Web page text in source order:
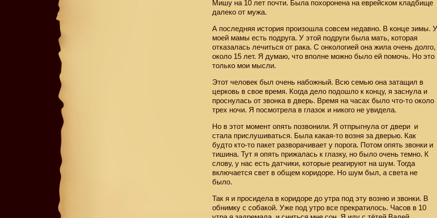
Мишу на 10 лет почти. Была похоронена на еврейском кладбище
далеко от мужа.
А последняя история произошла совсем недавно. В конце зимы.
моей мамы есть подруга. У этой подруги была мать, которая
отказалась лечиться от рака. С онкологией она жила очень долго,
около 15 лет. Я думаю, что вполне можно было ей помочь. Но это
только мои мысли.
Этот человек был очень набожный. Всю семью она затащил в
церковь в свое время. Когда дело подошло к концу, я заснула и
проснулась от звонка в дверь. Время на часах было что-то около
трех ночи. Я посмотрела в глазок и никого не увидела.
Но в этот момент опять позвонили. Я отпрыгнула от двери и
стала прислушиваться. Была какая-то возня за дверью. Как
будто кто-то пакет разворачивает у порога. Потом опять звонки и
тишина. Тут я опять прижалась к глазку, но было очень темно. К
слову, у нас есть датчики, которые реагируют на шум. Тогда
включается свет в общем коридоре. Но шум был, а света не
было.
Так я и просидела в коридоре до утра под эту возню и звонки. В
обнимку с собакой. Уже под утро все прекратилось. Часов в 10